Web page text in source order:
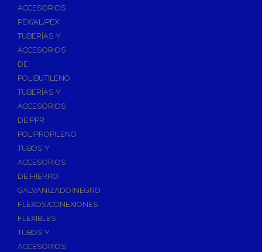
ACCESORIOS
PEX/AL/PEX
TUBERÍAS Y
ACCESORIOS
DE
POLIBUTILENO
TUBERÍAS Y
ACCESORIOS
DE PPR
POLIPROPILENO
TUBOS Y
ACCESORIOS
DE HIERRO
GALVANIZADO/NEGRO
FLEXOS/CONEXIONES
FLEXIBLES
TUBOS Y
ACCESORIOS